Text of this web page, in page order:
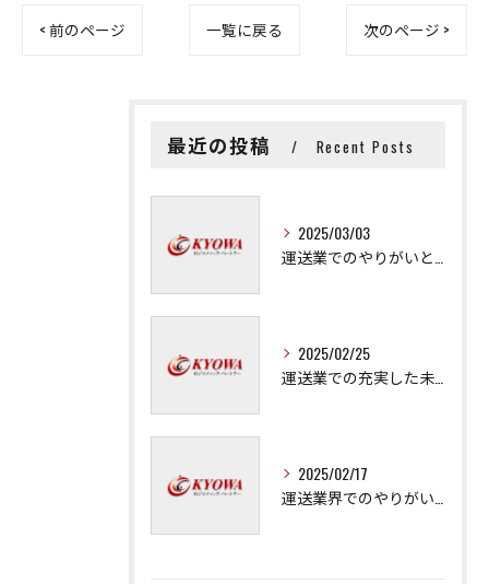
< 前のページ 一覧に戻る 次のページ >
最近の投稿 Recent Posts
2025/03/03
2025/02/25
2025/02/17